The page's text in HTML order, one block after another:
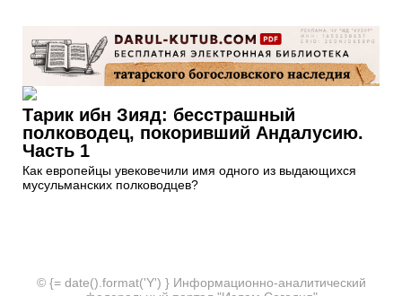
Тарик ибн Зияд: бесстрашный
полководец, покоривший Андалусию.
Часть 1
Как европейцы увековечили имя одного из выдающихся
мусульманских полководцев?
© {= date().format('Y') } Информационно-аналитический